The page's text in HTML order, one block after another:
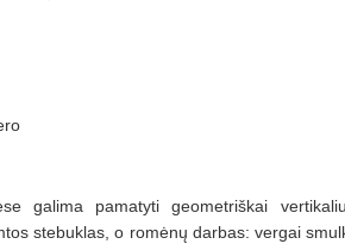
galima pamatyti geometriškai
stebuklas, o romėnų darbas: vergai